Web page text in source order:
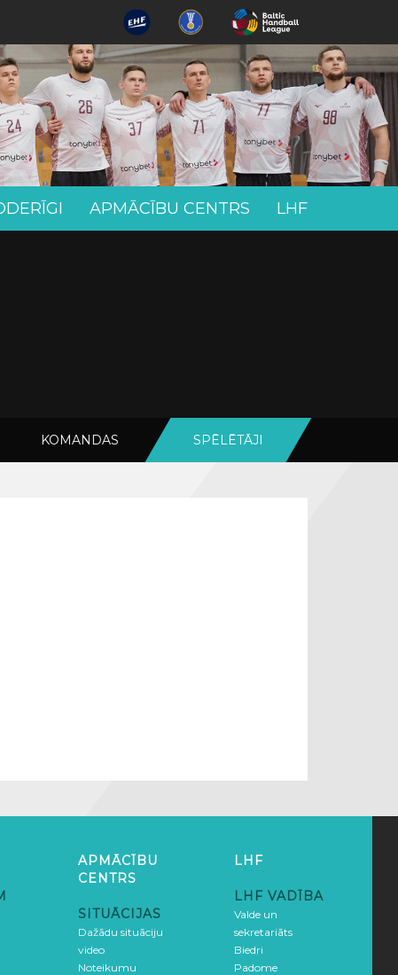
APMĀCĪBU CENTRS LHF
KOMANDAS SPĒLĒTĀJI
APMĀCĪBU
CENTRS
SITUĀCIJAS
Dažādu situāciju
video
Noteikumu
LHF
LHF VADĪBA
Valde un
sekretariāts
Biedri
Padome